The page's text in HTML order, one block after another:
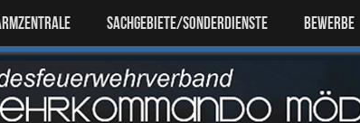
SACHGEBIETE/SONDERDIENSTE Bewerbe